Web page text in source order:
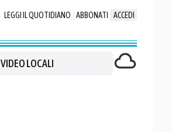
LEGGI IL QUOTIDIANO ABBONATI ACCEDI
VIDEO LOCALI